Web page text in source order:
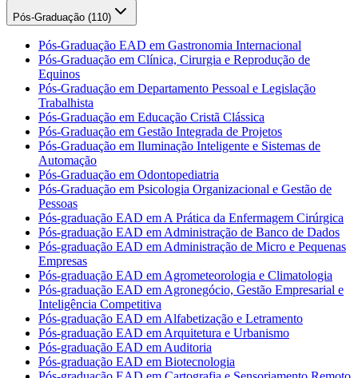
Pós-Graduação (110)
Pós-Graduação EAD em Gastronomia Internacional
Pós-Graduação em Clínica, Cirurgia e Reprodução de
Equinos
Pós-Graduação em Departamento Pessoal e Legislação
Trabalhista
Pós-Graduação em Educação Cristã Clássica
Pós-Graduação em Gestão Integrada de Projetos
Pós-Graduação em Iluminação Inteligente e Sistemas de
Automação
Pós-Graduação em Odontopediatria
Pós-Graduação em Psicologia Organizacional e Gestão de
Pessoas
Pós-graduação EAD em A Prática da Enfermagem Cirúrgica
Pós-graduação EAD em Administração de Banco de Dados
Pós-graduação EAD em Administração de Micro e Pequenas
Empresas
Pós-graduação EAD em Agrometeorologia e Climatologia
Pós-graduação EAD em Agronegócio, Gestão Empresarial e
Inteligência Competitiva
Pós-graduação EAD em Alfabetização e Letramento
Pós-graduação EAD em Arquitetura e Urbanismo
Pós-graduação EAD em Auditoria
Pós-graduação EAD em Biotecnologia